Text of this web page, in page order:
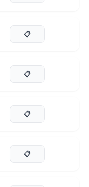
📋
📋
📋
📋